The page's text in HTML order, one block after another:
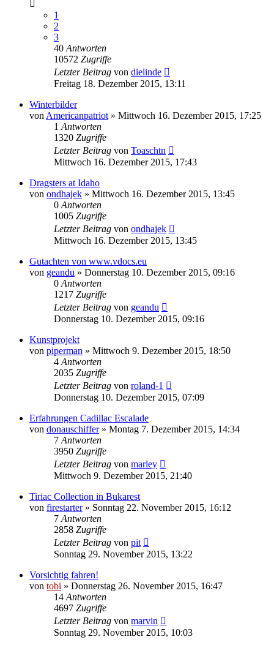
1
2
3
40 Antworten
10572 Zugriffe
Letzter Beitrag von dielinde
Freitag 18. Dezember 2015, 13:11
Winterbilder
von Americanpatriot » Mittwoch 16. Dezember 2015, 17:25
1 Antworten
1320 Zugriffe
Letzter Beitrag von Toaschtn
Mittwoch 16. Dezember 2015, 17:43
Dragsters at Idaho
von ondhajek » Mittwoch 16. Dezember 2015, 13:45
0 Antworten
1005 Zugriffe
Letzter Beitrag von ondhajek
Mittwoch 16. Dezember 2015, 13:45
Gutachten von www.vdocs.eu
von geandu » Donnerstag 10. Dezember 2015, 09:16
0 Antworten
1217 Zugriffe
Letzter Beitrag von geandu
Donnerstag 10. Dezember 2015, 09:16
Kunstprojekt
von piperman » Mittwoch 9. Dezember 2015, 18:50
4 Antworten
2035 Zugriffe
Letzter Beitrag von roland-1
Donnerstag 10. Dezember 2015, 07:09
Erfahrungen Cadillac Escalade
von donauschiffer» Montag 7. Dezember 2015, 14:34
7 Antworten
3950 Zugriffe
Letzter Beitrag von marley
Mittwoch 9. Dezember 2015, 21:40
Tiriac Collection in Bukarest
von firestarter» Sonntag 22. November 2015, 16:12
7 Antworten
2858 Zugriffe
Letzter Beitrag von pit
Sonntag 29. November 2015, 13:22
Vorsichtig fahren!
von tobi » Donnerstag 26. November 2015, 16:47
14 Antworten
4697 Zugriffe
Letzter Beitrag von marvin
Sonntag 29. November 2015, 10:03